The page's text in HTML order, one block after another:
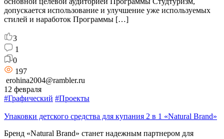
допускается использование и улучшение уже используемых
стилей и наработок Программы […]
3
1
0
197
erohina2004@rambler.ru
12 февраля
#Графический #Проекты
Упаковки детского средства для купания 2 в 1 «Natural Brand»
Бренд «Natural Brand» станет надежным партнером для